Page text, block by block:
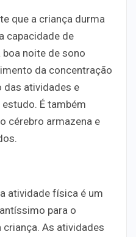
que a criança durma
capacidade de
noite de sono
da concentração
das atividades e
É também
cérebro armazena e
atividade física é um
para o
As atividades